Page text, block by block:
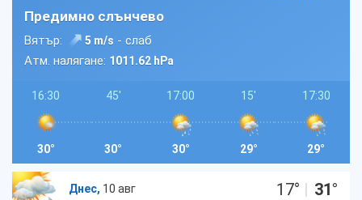
Предимно слънчево
Вятър: 5 m/s - слаб
Атм. налягане: 1011.62 hPa
16:30
30°
45'
30°
17:00
30°
15'
29°
17:30
29°
Днес, 10 авг
17° | 31°